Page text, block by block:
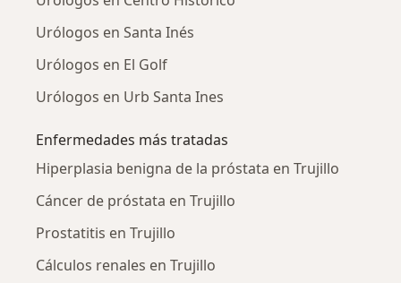
Urólogos en Santa Inés
Urólogos en El Golf
Urólogos en Urb Santa Ines
Enfermedades más tratadas
Hiperplasia benigna de la próstata en Trujillo
Cáncer de próstata en Trujillo
Prostatitis en Trujillo
Cálculos renales en Trujillo